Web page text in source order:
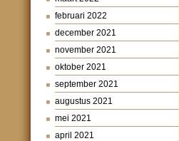
februari 2022
december 2021
november 2021
oktober 2021
september 2021
augustus 2021
mei 2021
april 2021